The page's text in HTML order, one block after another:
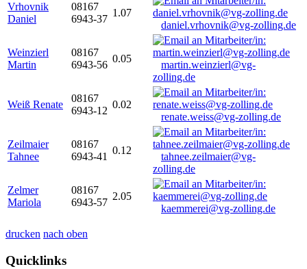
Vrhovnik
Daniel
08167
6943-37
1.07
daniel.vrhovnik@vg-zolling.de
Weinzierl
Martin
08167
6943-56
0.05
martin.weinzierl@vg-
zolling.de
Weiß Renate
08167
6943-12
0.02
renate.weiss@vg-zolling.de
Zeilmaier
Tahnee
08167
6943-41
0.12
tahnee.zeilmaier@vg-
zolling.de
Zelmer
Mariola
08167
6943-57
2.05
kaemmerei@vg-zolling.de
drucken nach oben
Quicklinks